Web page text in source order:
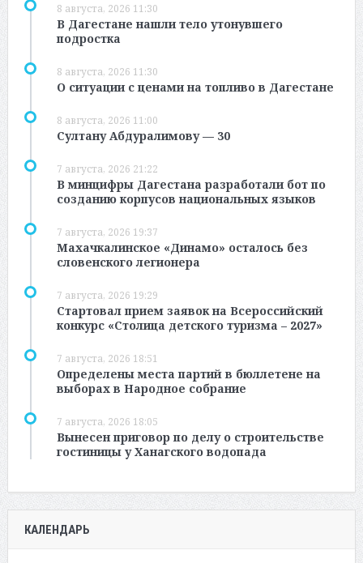
8 августа, 2026 11:30
В Дагестане нашли тело утонувшего
подростка
8 августа, 2026 11:30
О ситуации с ценами на топливо в Дагестане
8 августа, 2026 11:00
Султану Абдуралимову — 30
7 августа, 2026 21:22
В минцифры Дагестана разработали бот по
созданию корпусов национальных языков
7 августа, 2026 19:37
Махачкалинское «Динамо» осталось без
словенского легионера
7 августа, 2026 19:29
Стартовал прием заявок на Всероссийский
конкурс «Столица детского туризма – 2027»
7 августа, 2026 18:51
Определены места партий в бюллетене на
выборах в Народное собрание
7 августа, 2026 18:05
Вынесен приговор по делу о строительстве
гостиницы у Ханагского водопада
КАЛЕНДАРЬ